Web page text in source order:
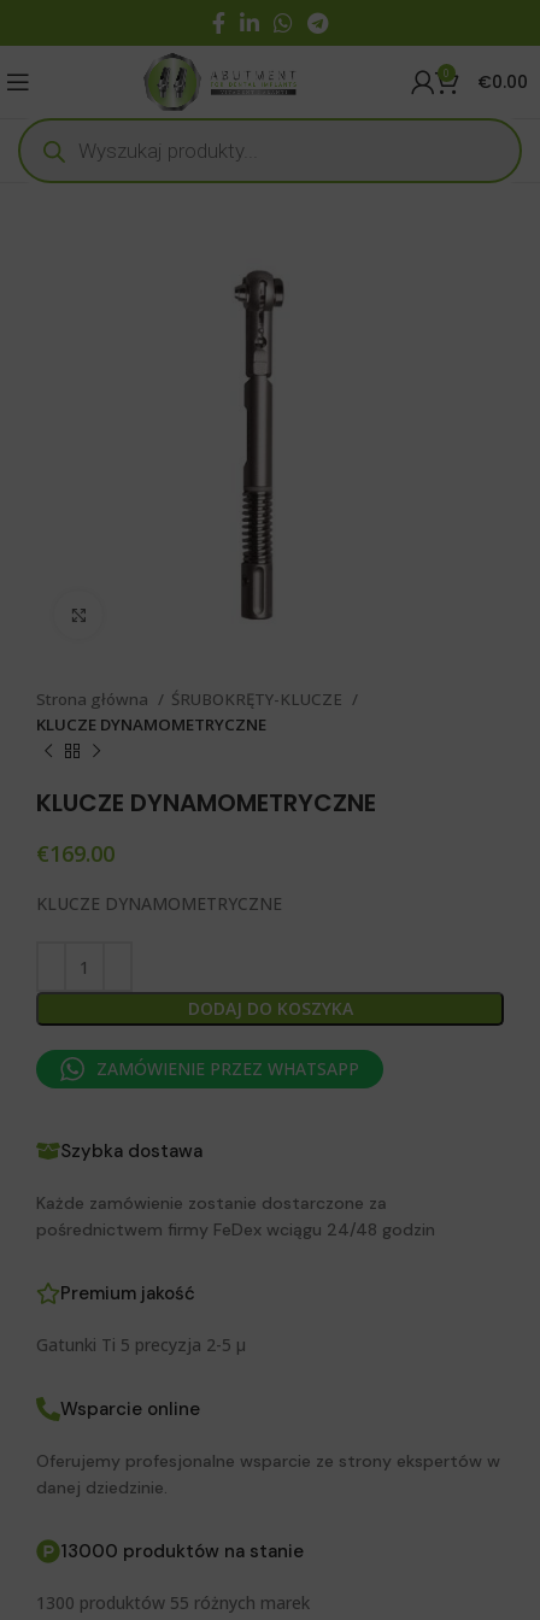
0 €0.00
Strona główna
ŚRUBOKRĘTY-KLUCZE
KLUCZE DYNAMOMETRYCZNE
KLUCZE DYNAMOMETRYCZNE
€169.00
KLUCZE DYNAMOMETRYCZNE
DODAJ DO KOSZYKA
ZAMÓWIENIE PRZEZ WHATSAPP
Szybka dostawa
Każde zamówienie zostanie dostarczone za
pośrednictwem firmy FeDex wciągu 24/48 godzin
Premium jakość
Gatunki Ti 5 precyzja 2-5 μ
Wsparcie online
Oferujemy profesjonalne wsparcie ze strony ekspertów w
danej dziedzinie.
13000 produktów na stanie
1300 produktów 55 różnych marek